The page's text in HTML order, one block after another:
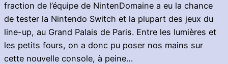
fraction de l’équipe de NintenDomaine a eu la chance
de tester la Nintendo Switch et la plupart des jeux du
line-up, au Grand Palais de Paris. Entre les lumières et
les petits fours, on a donc pu poser nos mains sur
cette nouvelle console, à peine…